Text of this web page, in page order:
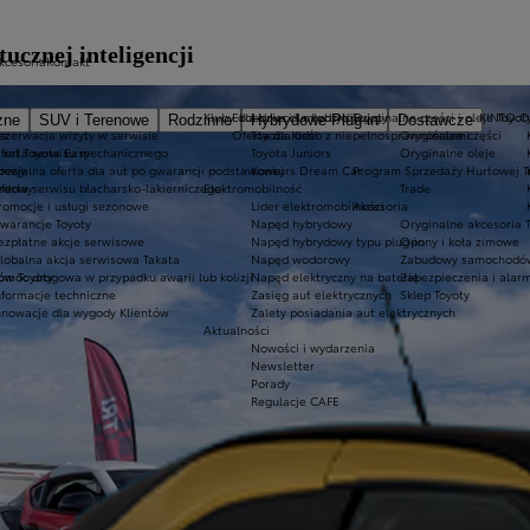
SUV i Terenowe Rodzinne Hybrydowe Plug-in
Dostawcze
Ekobonus dla hybryd Toyoty
Oferta dla osób z niepełnosprawnościami
Toyoty
Kluby dla dzieci i młodzieży
Toyota Kids
Toyota Juniors
Konkurs Dream Car
Elektromobilność
Lider elektromobilności
Napęd hybrydowy
Napęd hybrydowy typu plug-in
Napęd wodorowy
Napęd elektryczny na baterię
Zasięg aut elektrycznych
Zalety posiadania aut elektrycznych
Aktualności
Nowości i wydarzenia
Newsletter
Porady
Regulacje CAFE
rat Toyota Easy
KINTO
wizyty w serwisie
serwisu mechanicznego
oferta dla aut po gwarancji podstawowej
serwisu blacharsko-lakierniczego
i usługi sezonowe
Toyoty
akcje serwisowe
akcja serwisowa Takata
drogowa w przypadku awarii lub kolizji
techniczne
dla wygody Klientów
Oryginalne części i oleje
Oryginalne części
Oryginalne oleje
Program Sprzedaży Hurtowej
Trade
Akcesoria
Oryginalne akcesoria
Opony i koła zimowe
Zabudowy
Zabezpieczenia i
Sklep Toyoty
Kontaktinteligencji